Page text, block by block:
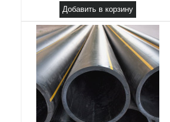
Добавить в корзину